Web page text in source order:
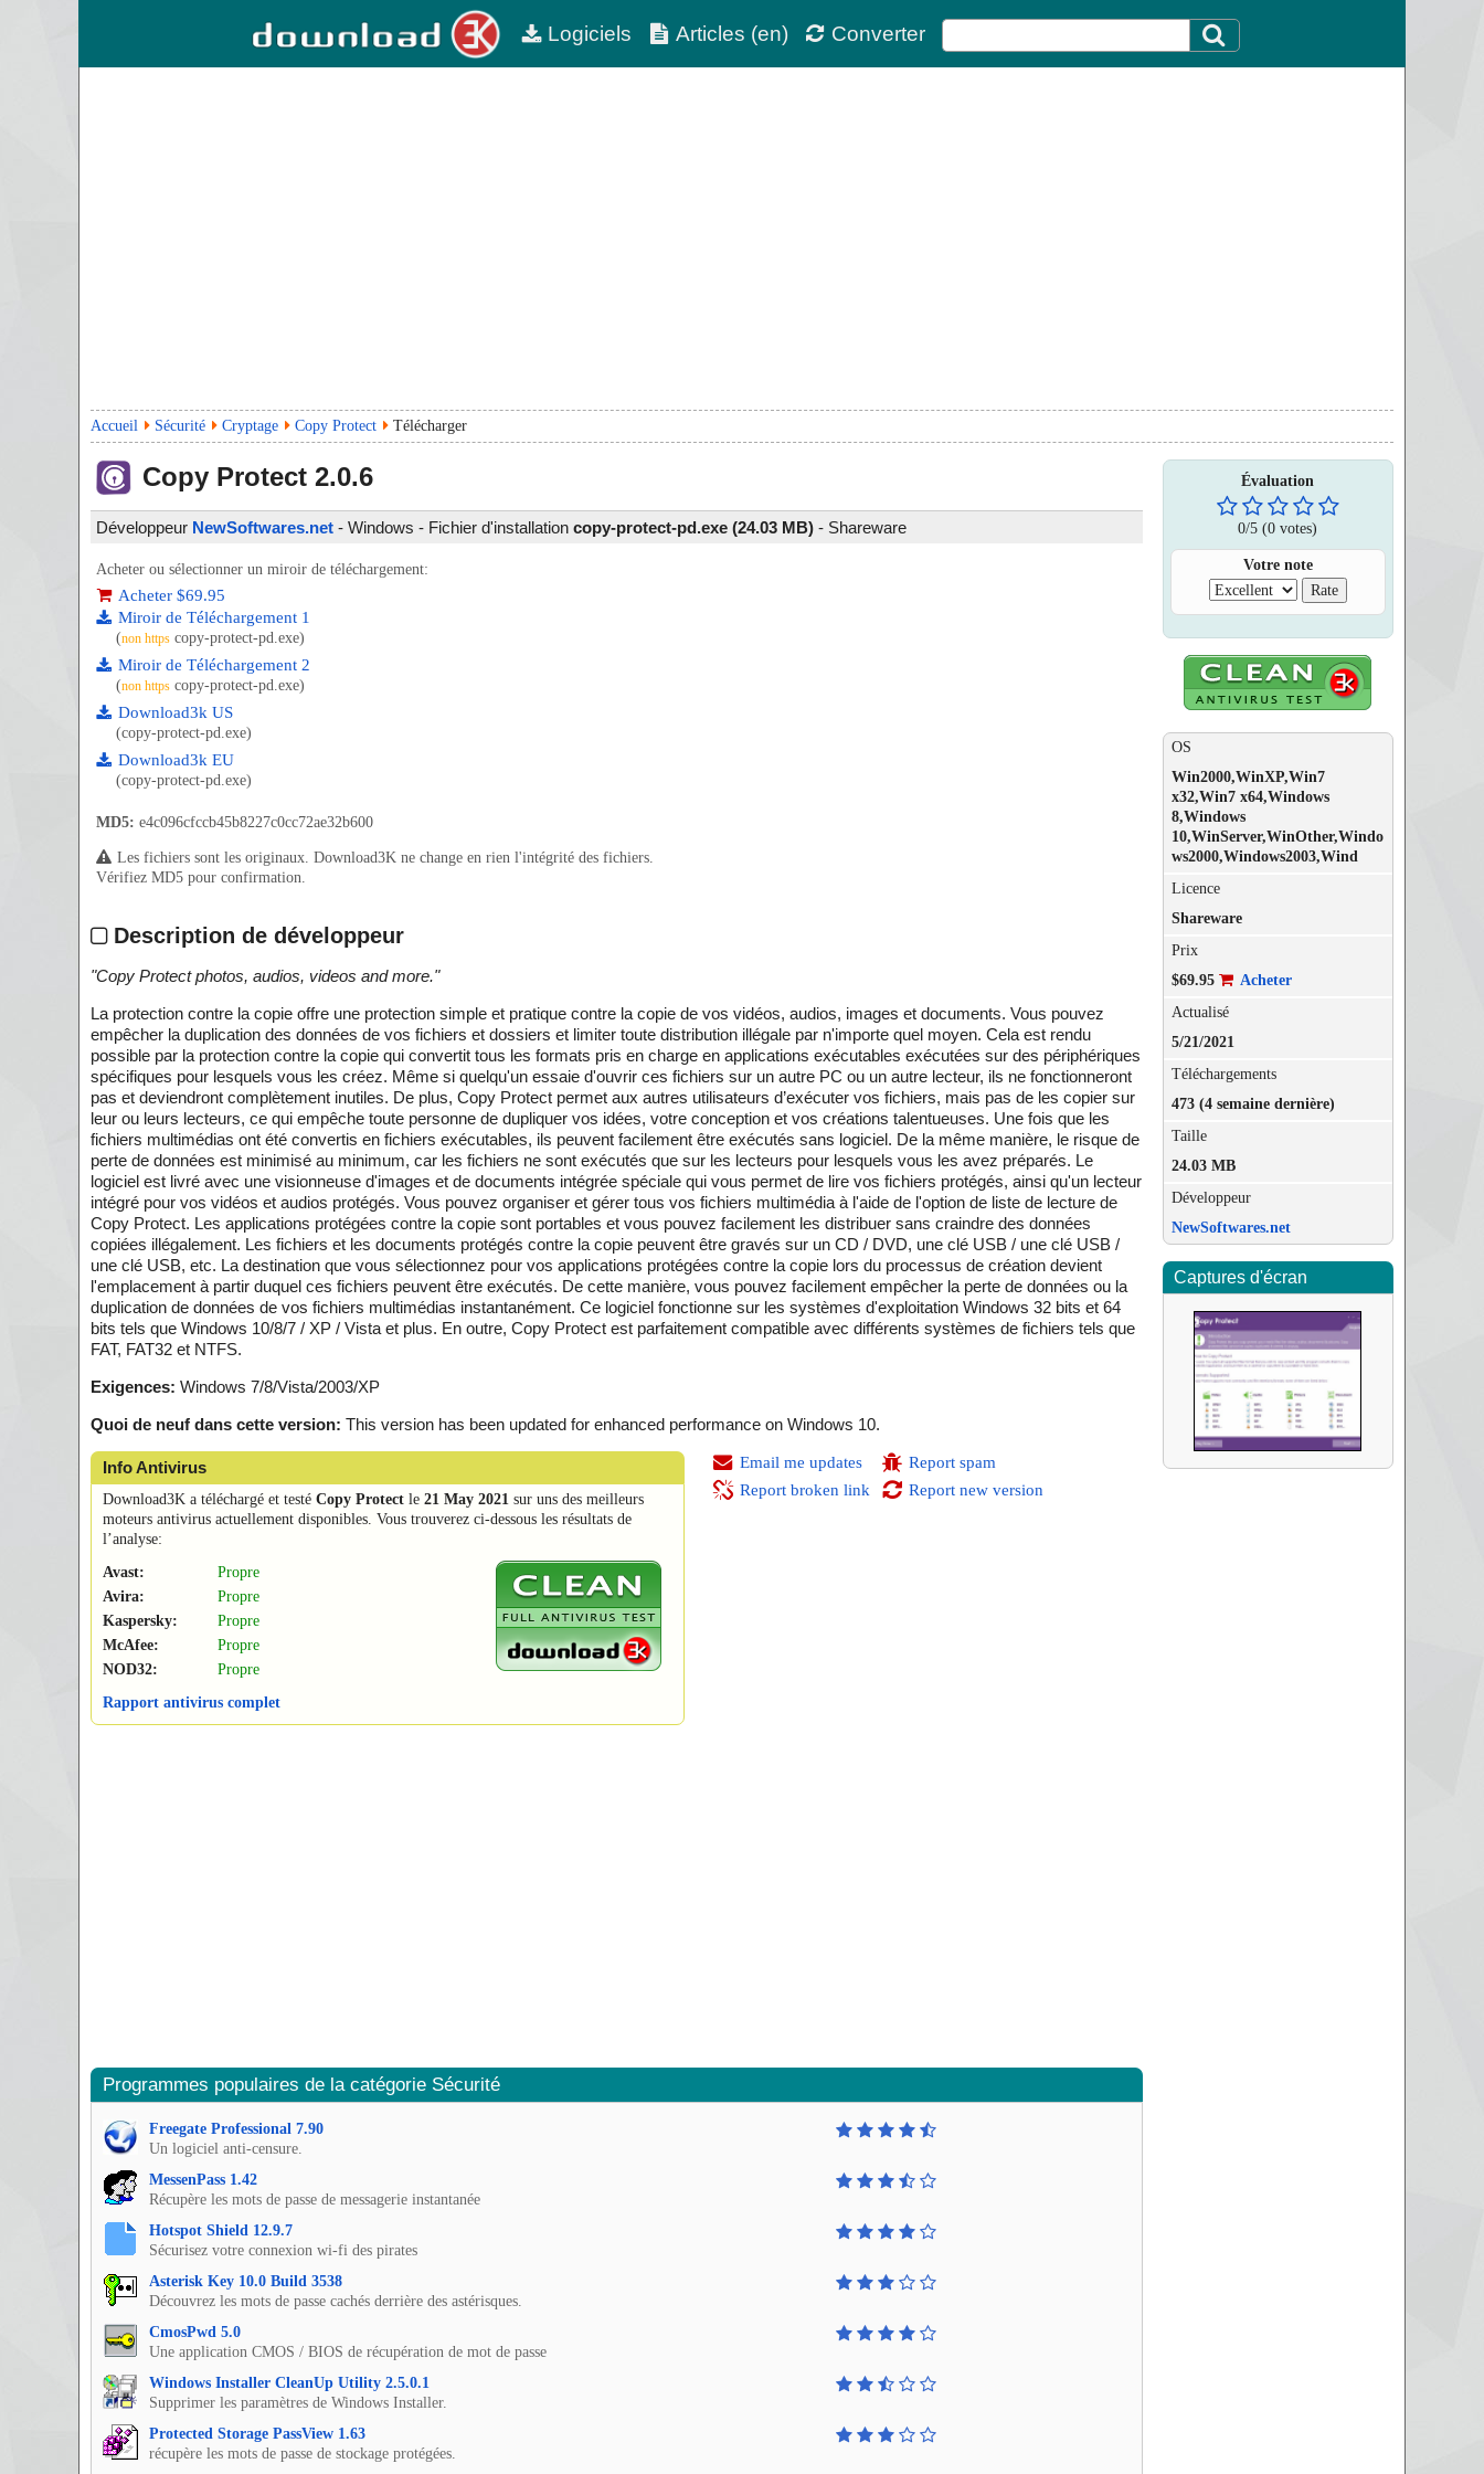
Logiciels Articles (en) Converter
Accueil Sécurité Cryptage Copy Protect Télécharger
Copy Protect 2.0.6
Développeur NewSoftwares.net - Windows - Fichier d'installation copy-protect-pd.exe (24.03 MB) - Shareware
Acheter ou sélectionner un miroir de téléchargement:
Acheter $69.95
Miroir de Téléchargement 1
(non https copy-protect-pd.exe)
Miroir de Téléchargement 2
(non https copy-protect-pd.exe)
Download3k US
(copy-protect-pd.exe)
Download3k EU
(copy-protect-pd.exe)
MD5: e4c096cfccb45b8227c0cc72ae32b600
Les fichiers sont les originaux. Download3K ne change en rien l'intégrité des fichiers.
Vérifiez MD5 pour confirmation.
Description de développeur
"Copy Protect photos, audios, videos and more."
La protection contre la copie offre une protection simple et pratique contre la copie de vos vidéos, audios, images et documents. Vous pouvez
empêcher la duplication des données de vos fichiers et dossiers et limiter toute distribution illégale par n'importe quel moyen. Cela est rendu
possible par la protection contre la copie qui convertit tous les formats pris en charge en applications exécutables exécutées sur des périphériques
spécifiques pour lesquels vous les créez. Même si quelqu'un essaie d'ouvrir ces fichiers sur un autre PC ou un autre lecteur, ils ne fonctionneront
pas et deviendront complètement inutiles. De plus, Copy Protect permet aux autres utilisateurs d’exécuter vos fichiers, mais pas de les copier sur
leur ou leurs lecteurs, ce qui empêche toute personne de dupliquer vos idées, votre conception et vos créations talentueuses. Une fois que les
fichiers multimédias ont été convertis en fichiers exécutables, ils peuvent facilement être exécutés sans logiciel. De la même manière, le risque de
perte de données est minimisé au minimum, car les fichiers ne sont exécutés que sur les lecteurs pour lesquels vous les avez préparés. Le
logiciel est livré avec une visionneuse d'images et de documents intégrée spéciale qui vous permet de lire vos fichiers protégés, ainsi qu'un lecteur
intégré pour vos vidéos et audios protégés. Vous pouvez organiser et gérer tous vos fichiers multimédia à l'aide de l'option de liste de lecture de
Copy Protect. Les applications protégées contre la copie sont portables et vous pouvez facilement les distribuer sans craindre des données
copiées illégalement. Les fichiers et les documents protégés contre la copie peuvent être gravés sur un CD / DVD, une clé USB / une clé USB /
une clé USB, etc. La destination que vous sélectionnez pour vos applications protégées contre la copie lors du processus de création devient
l'emplacement à partir duquel ces fichiers peuvent être exécutés. De cette manière, vous pouvez facilement empêcher la perte de données ou la
duplication de données de vos fichiers multimédias instantanément. Ce logiciel fonctionne sur les systèmes d'exploitation Windows 32 bits et 64
bits tels que Windows 10/8/7 / XP / Vista et plus. En outre, Copy Protect est parfaitement compatible avec différents systèmes de fichiers tels que
FAT, FAT32 et NTFS.
Exigences: Windows 7/8/Vista/2003/XP
Quoi de neuf dans cette version: This version has been updated for enhanced performance on Windows 10.
Info Antivirus
Download3K a téléchargé et testé Copy Protect le 21 May 2021 sur uns des meilleurs
moteurs antivirus actuellement disponibles. Vous trouverez ci-dessous les résultats de
l’analyse:
Avast:
Propre
Avira:
Propre
Kaspersky:
Propre
McAfee:
Propre
NOD32:
Propre
Rapport antivirus complet
Email me updates
Report broken link
Report spam
Report new version
Programmes populaires de la catégorie Sécurité
Freegate Professional 7.90
Un logiciel anti-censure.
MessenPass 1.42
Récupère les mots de passe de messagerie instantanée
Hotspot Shield 12.9.7
Sécurisez votre connexion wi-fi des pirates
Asterisk Key 10.0 Build 3538
Découvrez les mots de passe cachés derrière des astérisques.
CmosPwd 5.0
Une application CMOS / BIOS de récupération de mot de passe
Windows Installer CleanUp Utility 2.5.0.1
Supprimer les paramètres de Windows Installer.
Protected Storage PassView 1.63
récupère les mots de passe de stockage protégées.
Évaluation
0/5 (0 votes)
Votre note
OS
Win2000,WinXP,Win7
x32,Win7 x64,Windows
8,Windows
10,WinServer,WinOther,Windo
ws2000,Windows2003,Wind
Licence
Shareware
Prix
$69.95
Acheter
Actualisé
5/21/2021
Téléchargements
473 (4 semaine dernière)
Taille
24.03 MB
Développeur
NewSoftwares.net
Captures d'écran